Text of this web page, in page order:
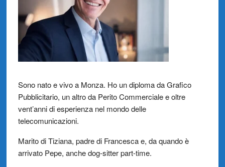
Sono nato e vivo a Monza. Ho un diploma da Grafico
Pubblicitario, un altro da Perito Commerciale e oltre
vent’anni di esperienza nel mondo delle
telecomunicazioni.
Marito di Tiziana, padre di Francesca e, da quando è
arrivato Pepe, anche dog-sitter part-time.